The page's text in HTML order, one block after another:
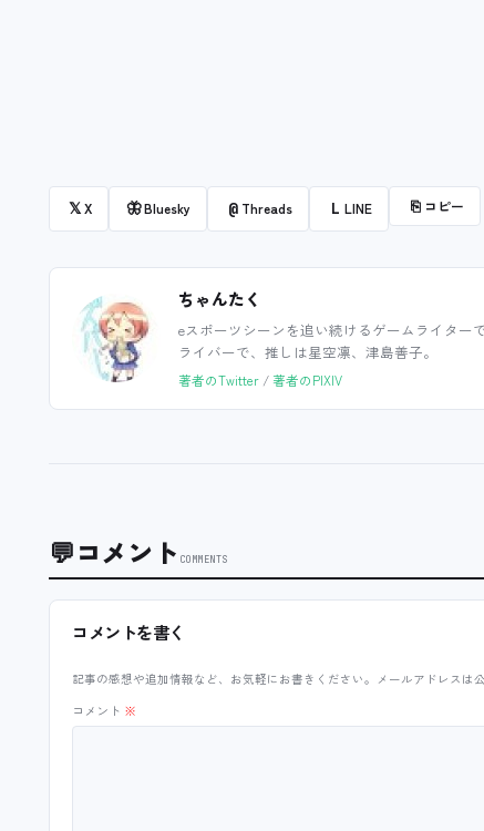
𝕏X 🦋Bluesky @ Threads L LINE ⎘ コピー
ちゃんたく
eスポーツシーンを追い続けるゲームライタ
ライバーで、推しは星空凛、津島善子。
著者のTwitter / 著者のPIXIV
💬コメント COMMENTS
コメントを書く
記事の感想や追加情報など、お気軽にお書きください。メールアドレスは
コメント ※